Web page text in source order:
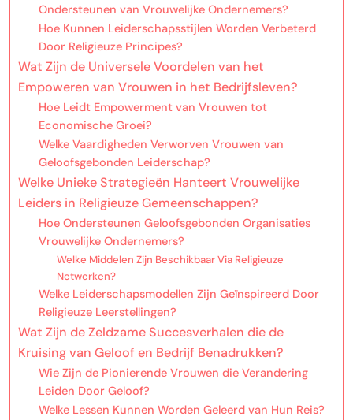
Ondersteunen van Vrouwelijke Ondernemers?
Hoe Kunnen Leiderschapsstijlen Worden Verbeterd
Door Religieuze Principes?
Wat Zijn de Universele Voordelen van het
Empoweren van Vrouwen in het Bedrijfsleven?
Hoe Leidt Empowerment van Vrouwen tot
Economische Groei?
Welke Vaardigheden Verworven Vrouwen van
Geloofsgebonden Leiderschap?
Welke Unieke Strategieën Hanteert Vrouwelijke
Leiders in Religieuze Gemeenschappen?
Hoe Ondersteunen Geloofsgebonden Organisaties
Vrouwelijke Ondernemers?
Welke Middelen Zijn Beschikbaar Via Religieuze
Netwerken?
Welke Leiderschapsmodellen Zijn Geïnspireerd Door
Religieuze Leerstellingen?
Wat Zijn de Zeldzame Succesverhalen die de
Kruising van Geloof en Bedrijf Benadrukken?
Wie Zijn de Pionierende Vrouwen die Verandering
Leiden Door Geloof?
Welke Lessen Kunnen Worden Geleerd van Hun Reis?